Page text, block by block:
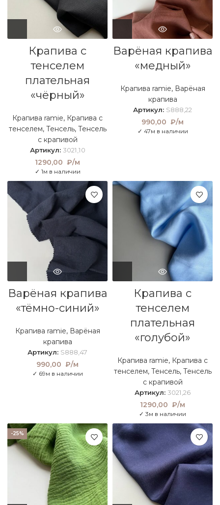
Крапива с
тенселем
плательная
«чёрный»
Крапива ramie, Крапива с
тенселем, Тенсель, Тенсель
с крапивой
Артикул: 3021,10
1290,00 ₽/м
✓ 1м в наличии
Варёная крапива
«медный»
Крапива ramie, Варёная
крапива
Артикул: S888,22
990,00 ₽/м
✓ 47м в наличии
Варёная крапива
«тёмно-синий»
Крапива ramie, Варёная
крапива
Артикул: S888,47
990,00 ₽/м
✓ 69м в наличии
Крапива с
тенселем
плательная
«голубой»
Крапива ramie, Крапива с
тенселем, Тенсель, Тенсель
с крапивой
Артикул: 3021,26
1290,00 ₽/м
✓ 3м в наличии
-25%